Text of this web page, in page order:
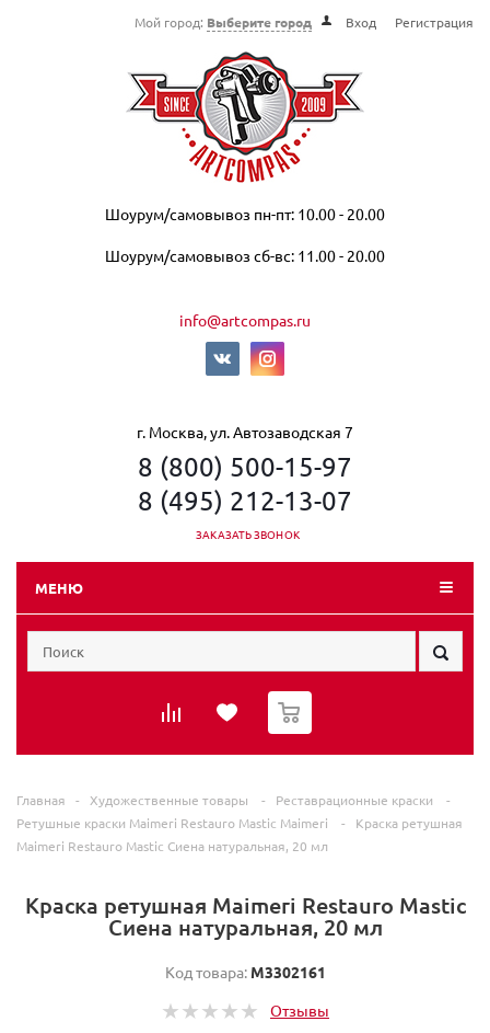
Мой город: Выберите город Вход Регистрация
Шоурум/самовывоз пн-пт: 10.00 - 20.00
Шоурум/самовывоз сб-вс: 11.00 - 20.00
info@artcompas.ru
г. Москва, ул. Автозаводская 7
8 (800) 500-15-97
8 (495) 212-13-07
ЗАКАЗАТЬ ЗВОНОК
МЕНЮ
0
Главная - Художественные товары - Реставрационные краски
-
Ретушные краски Maimeri Restauro Mastic Maimeri
-
Краска ретушная
Maimeri Restauro Mastic Сиена натуральная, 20 мл
Краска ретушная Maimeri Restauro Mastic
Сиена натуральная, 20 мл
Код товара: M3302161
Отзывы